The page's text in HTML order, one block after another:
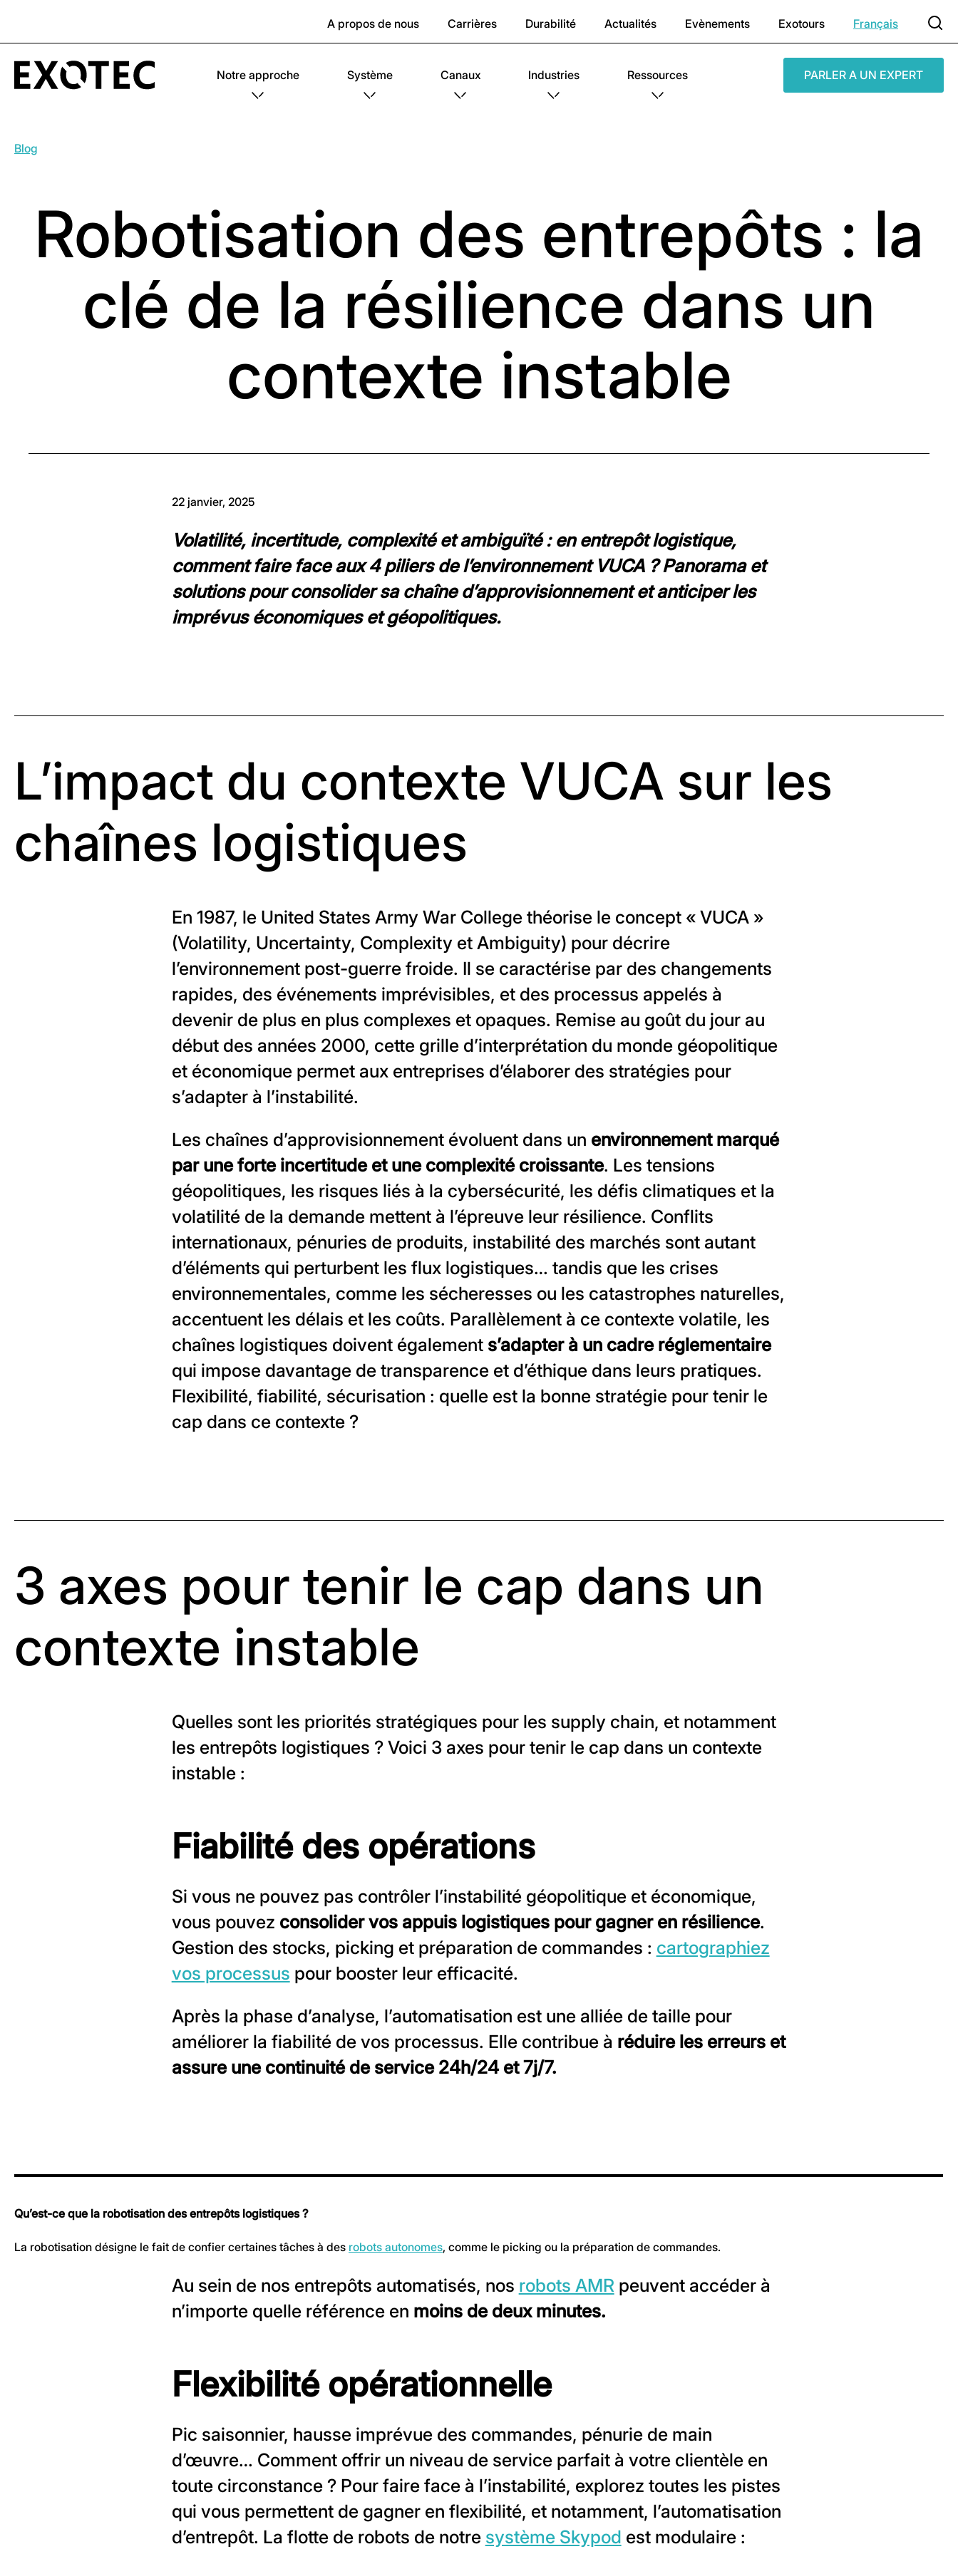
A propos de nous Carrières Durabilité Actualités Evènements Exotours Français
Notre approche Système Canaux Industries Ressources PARLER A UN EXPERT
Blog
Robotisation des entrepôts : la
clé de la résilience dans un
contexte instable
22 janvier, 2025
Volatilité, incertitude, complexité et ambiguïté : en entrepôt logistique,
comment faire face aux 4 piliers de l’environnement VUCA ? Panorama et
solutions pour consolider sa chaîne d’approvisionnement et anticiper les
imprévus économiques et géopolitiques.
L’impact du contexte VUCA sur les
chaînes logistiques
En 1987, le United States Army War College théorise le concept « VUCA »
(Volatility, Uncertainty, Complexity et Ambiguity) pour décrire
l’environnement post-guerre froide. Il se caractérise par des changements
rapides, des événements imprévisibles, et des processus appelés à
devenir de plus en plus complexes et opaques. Remise au goût du jour au
début des années 2000, cette grille d’interprétation du monde géopolitique
et économique permet aux entreprises d’élaborer des stratégies pour
s’adapter à l’instabilité.
Les chaînes d’approvisionnement évoluent dans un environnement marqué
par une forte incertitude et une complexité croissante. Les tensions
géopolitiques, les risques liés à la cybersécurité, les défis climatiques et la
volatilité de la demande mettent à l’épreuve leur résilience. Conflits
internationaux, pénuries de produits, instabilité des marchés sont autant
d’éléments qui perturbent les flux logistiques… tandis que les crises
environnementales, comme les sécheresses ou les catastrophes naturelles,
accentuent les délais et les coûts. Parallèlement à ce contexte volatile, les
chaînes logistiques doivent également s’adapter à un cadre réglementaire
qui impose davantage de transparence et d’éthique dans leurs pratiques.
Flexibilité, fiabilité, sécurisation : quelle est la bonne stratégie pour tenir le
cap dans ce contexte ?
3 axes pour tenir le cap dans un
contexte instable
Quelles sont les priorités stratégiques pour les supply chain, et notamment
les entrepôts logistiques ? Voici 3 axes pour tenir le cap dans un contexte
instable :
Fiabilité des opérations
Si vous ne pouvez pas contrôler l’instabilité géopolitique et économique,
vous pouvez consolider vos appuis logistiques pour gagner en résilience.
Gestion des stocks, picking et préparation de commandes : cartographiez
vos processus pour booster leur efficacité.
Après la phase d’analyse, l’automatisation est une alliée de taille pour
améliorer la fiabilité de vos processus. Elle contribue à réduire les erreurs et
assure une continuité de service 24h/24 et 7j/7.
Qu’est-ce que la robotisation des entrepôts logistiques ?
La robotisation désigne le fait de confier certaines tâches à des robots autonomes, comme le picking ou la préparation de commandes.
Au sein de nos entrepôts automatisés, nos robots AMR peuvent accéder à
n’importe quelle référence en moins de deux minutes.
Flexibilité opérationnelle
Pic saisonnier, hausse imprévue des commandes, pénurie de main
d’œuvre… Comment offrir un niveau de service parfait à votre clientèle en
toute circonstance ? Pour faire face à l’instabilité, explorez toutes les pistes
qui vous permettent de gagner en flexibilité, et notamment, l’automatisation
d’entrepôt. La flotte de robots de notre système Skypod est modulaire :